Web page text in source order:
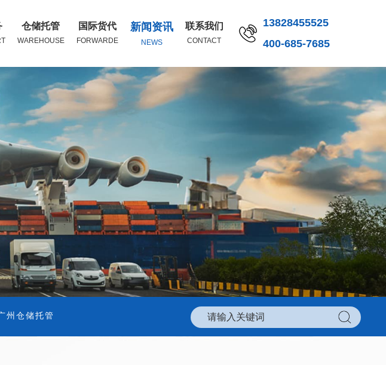
仓储托管
WAREHOUSE
国际货代
FORWARDE
新闻资讯
NEWS
联系我们
CONTACT
13828455525
400-685-7685
州仓储托管